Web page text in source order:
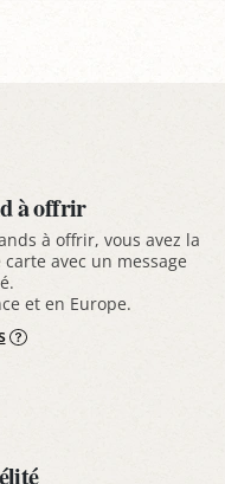
à offrir
à offrir, vous avez la
avec un message
et en Europe.